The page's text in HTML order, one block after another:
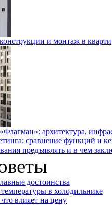
и монтаж в
архитектура,
сравнение функций и
предъявлять и в чем
достоинства
в холодильнике
влияет на цену